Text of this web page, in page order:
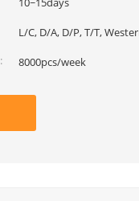
L/C, D/A, D/P, T/T,
8000pcs/week